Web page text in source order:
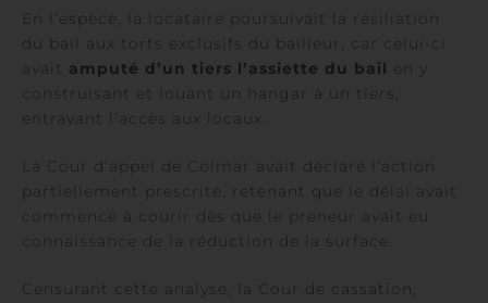
En l’espèce, la locataire poursuivait la résiliation
du bail aux torts exclusifs du bailleur, car celui-ci
avait amputé d’un tiers l’assiette du bail en y
construisant et louant un hangar à un tiers,
entravant l’accès aux locaux.
La Cour d’appel de Colmar avait déclaré l’action
partiellement prescrite, retenant que le délai avait
commencé à courir dès que le preneur avait eu
connaissance de la réduction de la surface.
Censurant cette analyse, la Cour de cassation,